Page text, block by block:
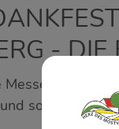
-
sorgen mit